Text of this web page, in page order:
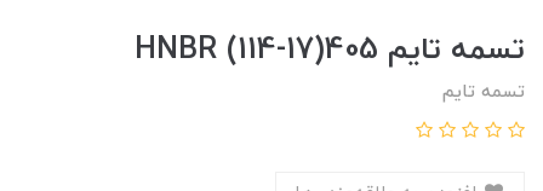
تسمه تايم 405(17-114) HNBR
تسمه تایم